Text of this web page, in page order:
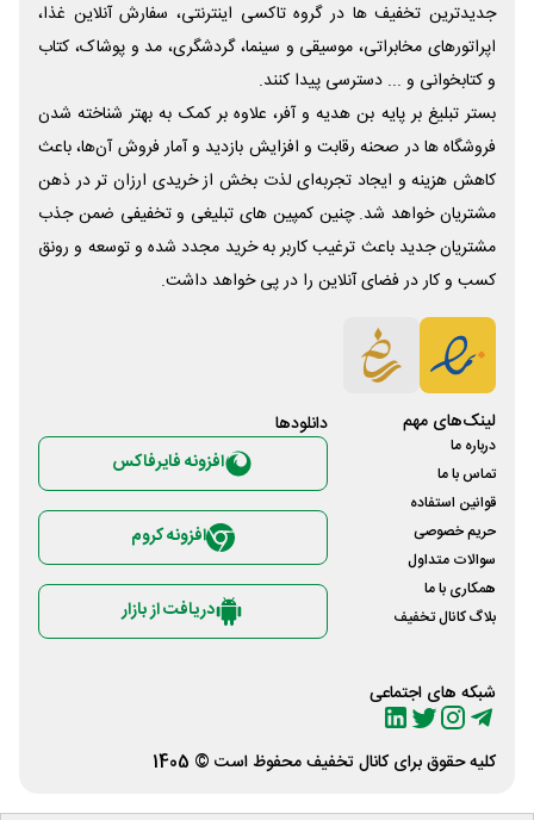
جدیدترین تخفیف ها در گروه تاکسی اینترنتی، سفارش آنلاین غذا،
اپراتورهای مخابراتی، موسیقی و سینما، گردشگری، مد و پوشاک، کتاب
و کتابخوانی و ... دسترسی پیدا کنند.
بستر تبلیغ بر پایه بن هدیه و آفر، علاوه بر کمک به بهتر شناخته شدن
فروشگاه ها در صحنه رقابت و افزایش بازدید و آمار فروش آن‌ها، باعث
کاهش هزینه و ایجاد تجربه‌ای لذت بخش از خریدی ارزان تر در ذهن
مشتریان خواهد شد. چنین کمپین های تبلیغی و تخفیفی ضمن جذب
مشتریان جدید باعث ترغیب کاربر به خرید مجدد شده و توسعه و رونق
کسب و کار در فضای آنلاین را در پی خواهد داشت.
لینک‌های مهم
درباره ما
تماس با ما
قوانین استفاده
حریم خصوصی
سوالات متداول
همکاری با ما
بلاگ کانال تخفیف
شبکه های اجتماعی
دانلود‌ها
افزونه فایرفاکس
افزونه کروم
دریافت از بازار
کلیه حقوق برای کانال تخفیفمحفوظ است © 1405